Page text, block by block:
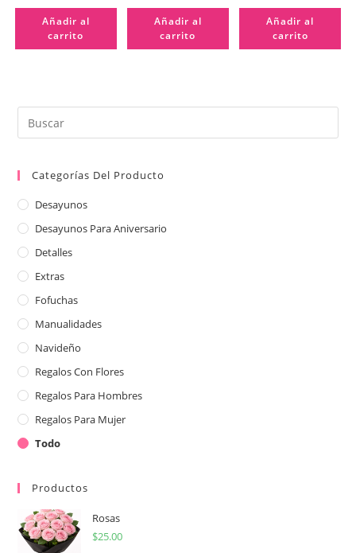
Añadir al
carrito
Añadir al
carrito
Añadir al
carrito
Categorías Del Producto
Desayunos
Desayunos Para Aniversario
Detalles
Extras
Fofuchas
Manualidades
Navideño
Regalos Con Flores
Regalos Para Hombres
Regalos Para Mujer
Todo
Productos
Rosas
$25.00